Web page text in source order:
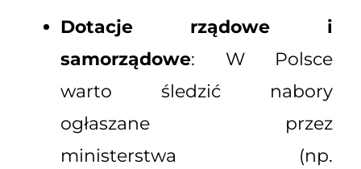
Dotacje rządowe i
samorządowe: W Polsce
warto śledzić nabory
ogłaszane przez
ministerstwa (np.